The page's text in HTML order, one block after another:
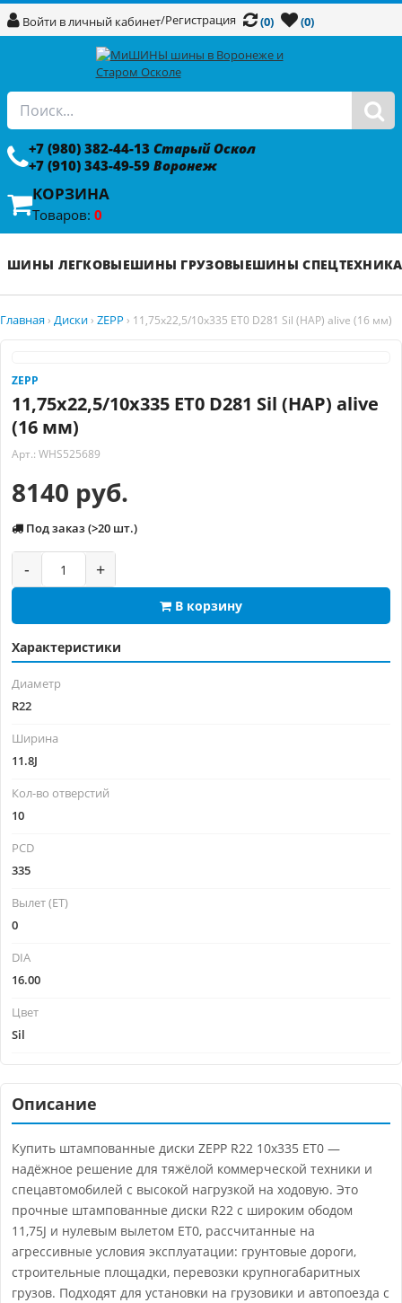
Войти в личный кабинет/Регистрация (0) (0)
+7 (980) 382-44-13 Старый Оскол
+7 (910) 343-49-59 Воронеж
КОРЗИНА
Товаров: 0
ШИНЫ ЛЕГКОВЫЕШИНЫ ГРУЗОВЫЕШИНЫ СПЕЦТЕХНИКА
Главная › Диски › ZEPP › 11,75x22,5/10x335 ET0 D281 Sil (HAP) alive (16 мм)
ZEPP
11,75x22,5/10x335 ET0 D281 Sil (HAP) alive
(16 мм)
Арт.: WHS525689
8140 руб.
Под заказ (>20 шт.)
- +
В корзину
Характеристики
Диаметр
R22
Ширина
11.8J
Кол-во отверстий
10
PCD
335
Вылет (ET)
0
DIA
16.00
Цвет
Sil
Описание
Купить штампованные диски ZEPP R22 10x335 ET0 —
надёжное решение для тяжёлой коммерческой техники и
спецавтомобилей с высокой нагрузкой на ходовую. Это
прочные штампованные диски R22 с широким ободом
11,75J и нулевым вылетом ET0, рассчитанные на
агрессивные условия эксплуатации: грунтовые дороги,
строительные площадки, перевозки крупногабаритных
грузов. Подходят для установки на грузовики и автопоезда с